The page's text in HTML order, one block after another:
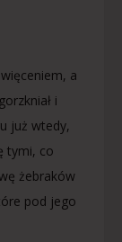
a
i
już wtedy,
tymi, co
żebraków
pod jego